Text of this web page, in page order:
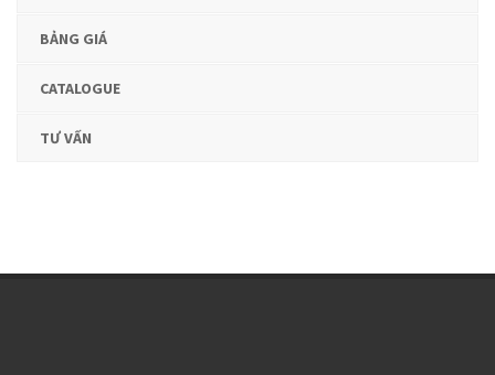
BẢNG GIÁ
CATALOGUE
TƯ VẤN